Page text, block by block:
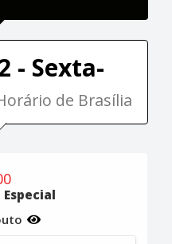
- Sexta-
de Brasília